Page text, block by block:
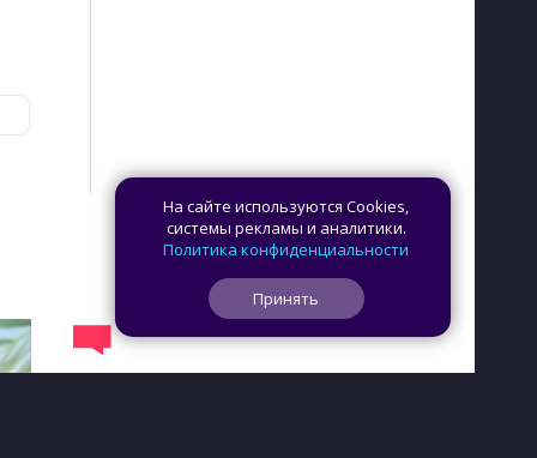
На сайте используются Cookies,
системы рекламы и аналитики.
Политика конфиденциальности
Принять